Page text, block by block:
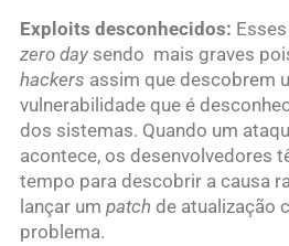
Exploits desconhecidos:
zero day sendo mais graves
hackers assim que descobrem
vulnerabilidade que é
dos sistemas. Quando um
acontece, os desenvolvedores
tempo para descobrir a causa
lançar um patch de atualização
problema.